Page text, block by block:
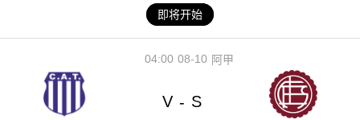
即将开始
08-10
04:00 阿甲
V - S